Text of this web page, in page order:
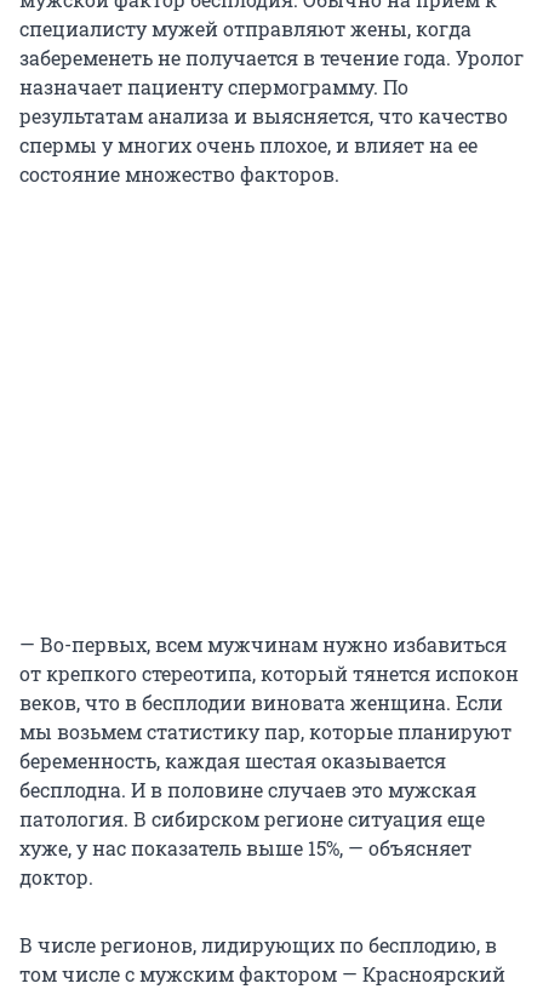
специалисту мужей отправляют жены, когда
забеременеть не получается в течение года. Уролог
назначает пациенту спермограмму. По
результатам анализа и выясняется, что качество
спермы у многих очень плохое, и влияет на ее
состояние множество факторов.
— Во-первых, всем мужчинам нужно избавиться
от крепкого стереотипа, который тянется испокон
веков, что в бесплодии виновата женщина. Если
мы возьмем статистику пар, которые планируют
беременность, каждая шестая оказывается
бесплодна. И в половине случаев это мужская
патология. В сибирском регионе ситуация еще
хуже, у нас показатель выше 15%, — объясняет
доктор.
В числе регионов, лидирующих по бесплодию, в
том числе с мужским фактором — Красноярский